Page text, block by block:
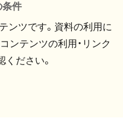
条件
ンツです。資料の利用に
コンテンツの利用・リンク
ください。